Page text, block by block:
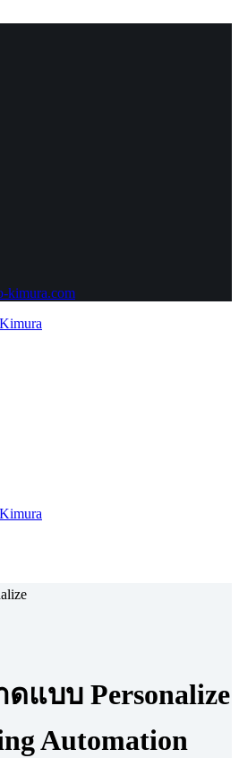
kimura.com
แบบ Personalize
Automation